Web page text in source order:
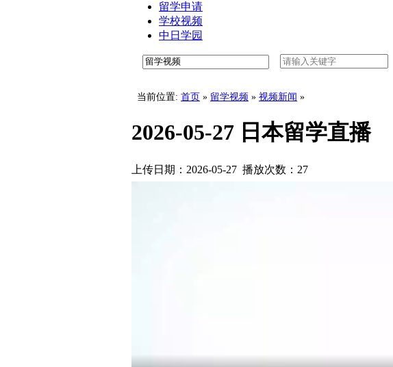
留学申请
学校视频
中日学园
八王子学园八王子高中学校介绍中文版 工学
当前位置: 首页 » 留学视频 » 视频新闻 »
2026-05-27 日本留学直播
上传日期：2026-05-27 播放次数： 27